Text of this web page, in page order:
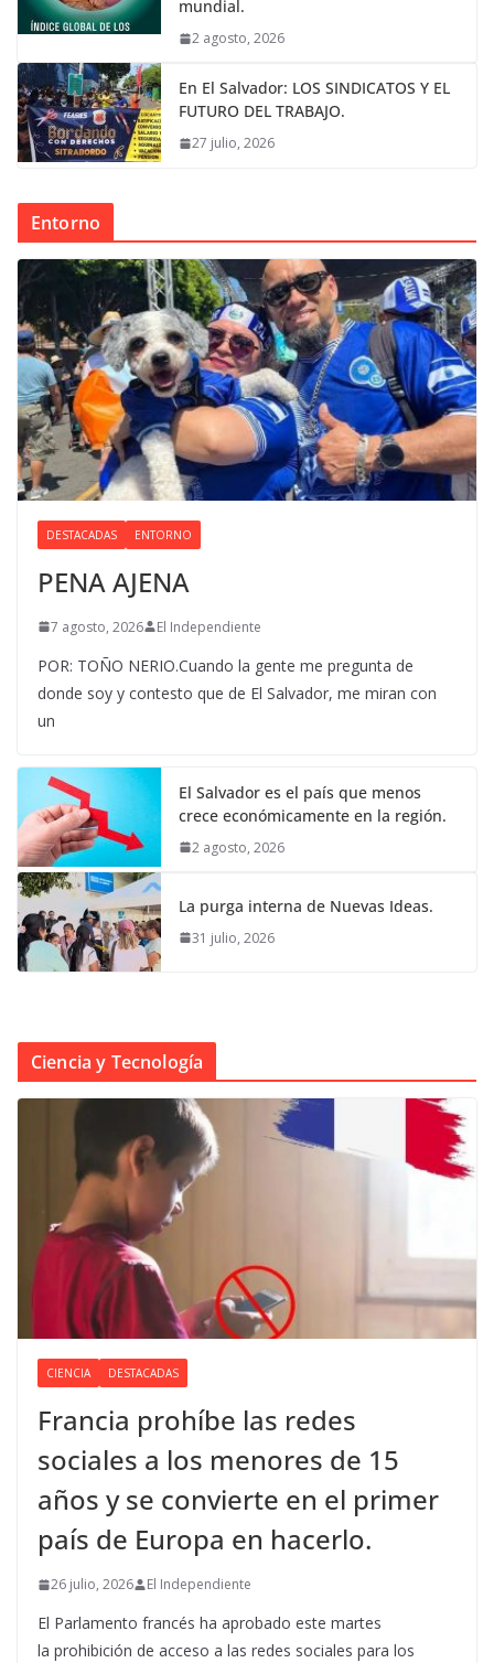
mundial.
2 agosto, 2026
En El Salvador: LOS SINDICATOS Y EL
FUTURO DEL TRABAJO.
27 julio, 2026
Entorno
DESTACADAS ENTORNO
PENA AJENA
7 agosto, 2026 El Independiente
POR: TOÑO NERIO.Cuando la gente me pregunta de
donde soy y contesto que de El Salvador, me miran con
un
El Salvador es el país que menos
crece económicamente en la región.
2 agosto, 2026
La purga interna de Nuevas Ideas.
31 julio, 2026
Ciencia y Tecnología
CIENCIA DESTACADAS
Francia prohíbe las redes
sociales a los menores de 15
años y se convierte en el primer
país de Europa en hacerlo.
26 julio, 2026 El Independiente
El Parlamento francés ha aprobado este martes
la prohibición de acceso a las redes sociales para los